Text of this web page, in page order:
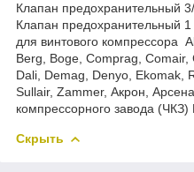
Клапан предохранительный
Клапан предохранительный
для винтового компрессора
Berg, Boge, Comprag, Comair,
Dali, Demag, Denyo, Ekomak,
Sullair, Zammer, Акрон,
компрессорного завода
Скрыть